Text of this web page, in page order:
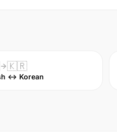
🇰🇷
↔ Korean